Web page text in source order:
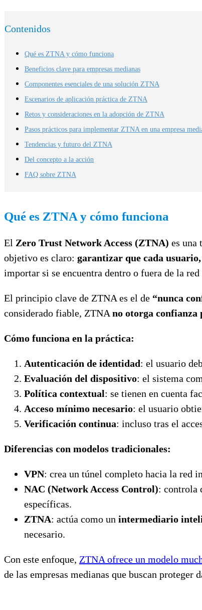
Contenidos
Qué es ZTNA y cómo funciona
Beneficios clave para empresas medianas
Componentes esenciales de una solución ZTNA
Escenarios de aplicación práctica de ZTNA
Retos y consideraciones en la adopción de ZTNA
Pasos prácticos para implementar ZTNA en una empresa
Tendencias y futuro del ZTNA
Del concepto a la acción
FAQ sobre ZTNA
Qué es ZTNA y cómo funciona
El Zero Trust Network Access (ZTNA) es una
objetivo es claro: garantizar que cada
importar si se encuentra dentro o fuera de la
El principio clave de ZTNA es el de “nunca
considerado fiable, ZTNA no otorga confianza
Cómo funciona en la práctica:
Autenticación de identidad: el usuario
Evaluación del dispositivo: el sistema
Política contextual: se tienen en cuenta
Acceso mínimo necesario: el usuario
Verificación continua: incluso tras el
Diferencias con modelos tradicionales:
VPN: crea un túnel completo hacia la red
NAC (Network Access Control): controla
específicas.
ZTNA: actúa como un intermediario
necesario.
Con este enfoque, ZTNA ofrece un modelo
de las empresas medianas que buscan